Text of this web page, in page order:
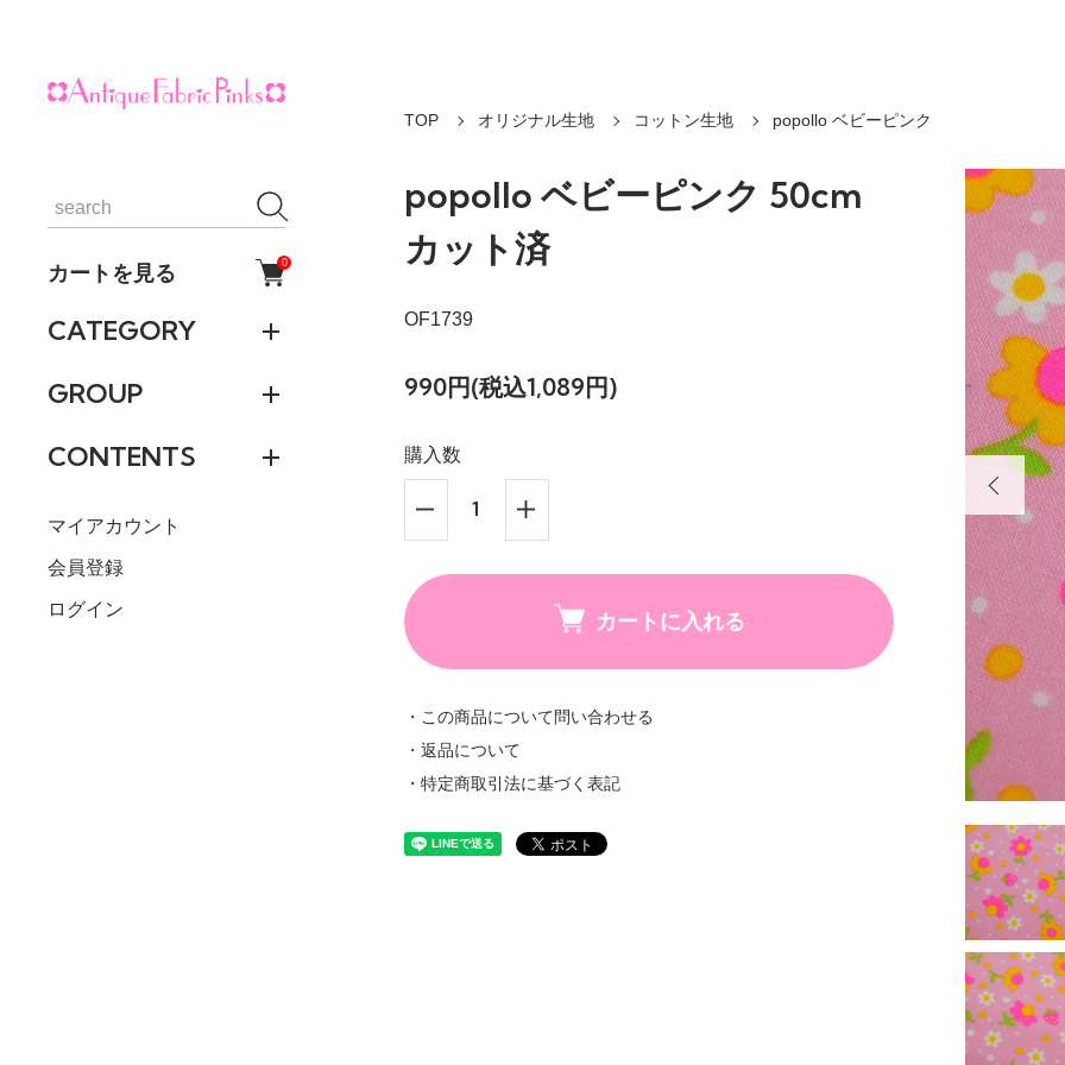
カートを見る 0
CATEGORY
GROUP
CONTENTS
マイアカウント
会員登録
ログイン
TOP オリジナル生地 コットン生地 popollo ベビーピンク
popollo ベビーピンク 50cm
カット済
OF1739
990円(税込1,089円)
購入数
カートに入れる
・この商品について問い合わせる
・返品について
・特定商取引法に基づく表記